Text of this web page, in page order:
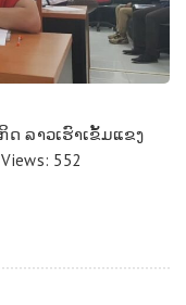
ລາວ​ເຮົາ​ເຂັ້ມ​ແຂງ
552